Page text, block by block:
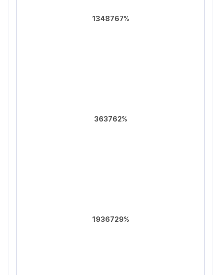
1348767%
363762%
1936729%